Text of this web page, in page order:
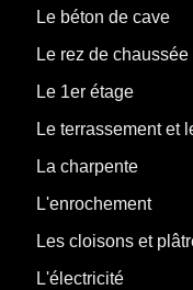
Le béton de cave
Le rez de chaussée
Le 1er étage
Le terrassement et
La charpente
L'enrochement
Les cloisons et
L'électricité